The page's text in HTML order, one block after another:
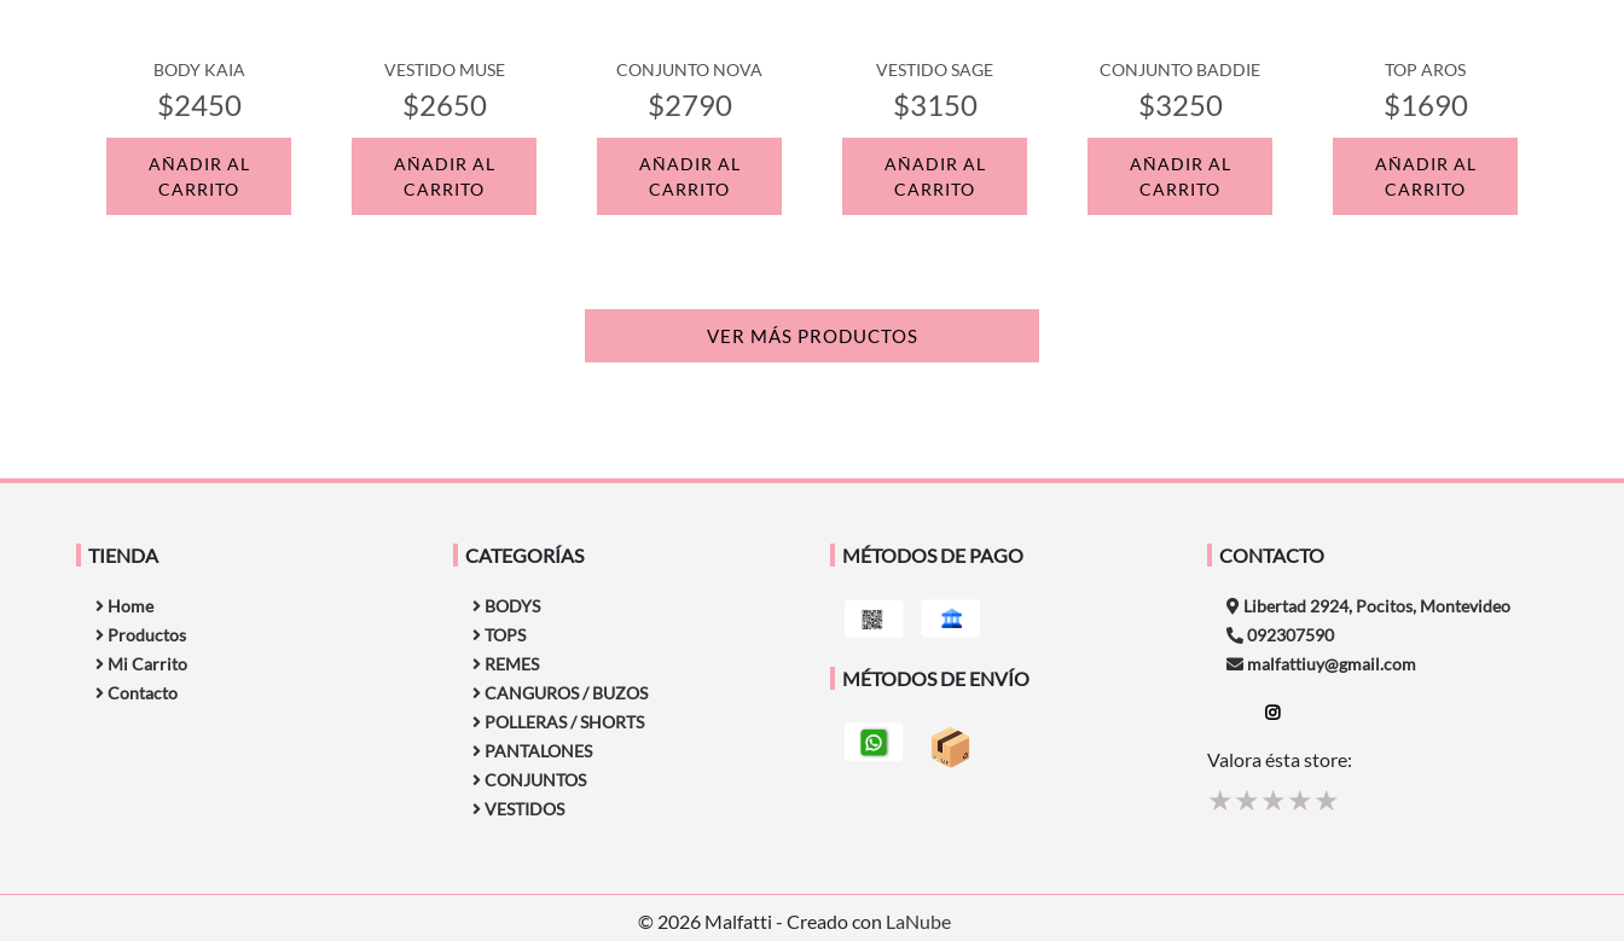
BODY KAIA
$2450
AÑADIR AL
CARRITO
VESTIDO MUSE
$2650
AÑADIR AL
CARRITO
CONJUNTO NOVA
$2790
AÑADIR AL
CARRITO
VESTIDO SAGE
$3150
AÑADIR AL
CARRITO
CONJUNTO BADDIE
$3250
AÑADIR AL
CARRITO
TOP AROS
$1690
AÑADIR AL
CARRITO
VER MÁS PRODUCTOS
TIENDA
Home
Productos
Mi Carrito
Contacto
CATEGORÍAS
BODYS
TOPS
REMES
CANGUROS / BUZOS
POLLERAS / SHORTS
PANTALONES
CONJUNTOS
VESTIDOS
MÉTODOS DE PAGO
MÉTODOS DE ENVÍO
CONTACTO
Libertad 2924, Pocitos, Montevideo
092307590
malfattiuy@gmail.com
Valora ésta store:
★
★
★
★
★
© 2026 Malfatti - Creado con LaNube